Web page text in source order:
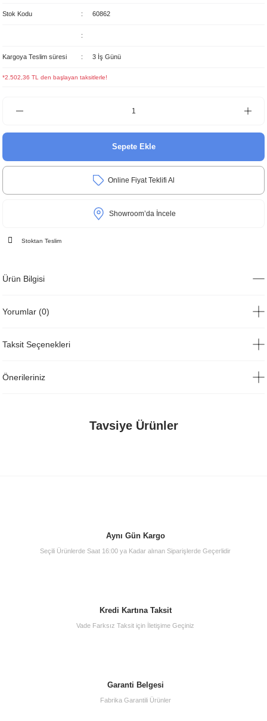
Stok Kodu 60862
Kargoya Teslim süresi 3 İş Günü
*2.502,36 TL den başlayan taksitlerle!
Sepete Ekle
Online Fiyat Teklifi Al
Showroom’da İncele
Stoktan Teslim
Ürün Bilgisi
Yorumlar (0)
Taksit Seçenekleri
Önerileriniz
Tavsiye Ürünler
Aynı Gün Kargo
Seçili Ürünlerde Saat 16:00 ya Kadar alınan Siparişlerde Geçerlidir
Kredi Kartına Taksit
Vade Farksız Taksit için İletişime Geçiniz
Garanti Belgesi
Fabrika Garantili Ürünler